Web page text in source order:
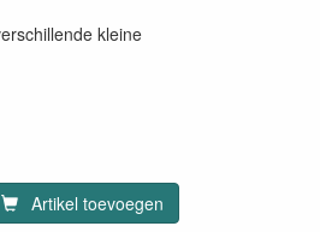
kleine
Artikel toevoegen